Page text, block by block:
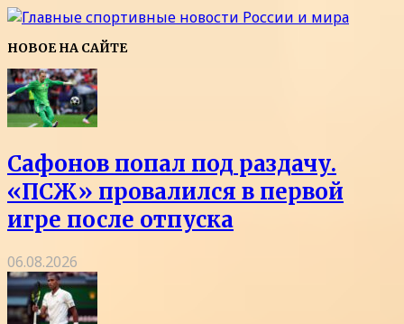
НОВОЕ НА САЙТЕ
Сафонов попал под раздачу.
«ПСЖ» провалился в первой
игре после отпуска
06.08.2026